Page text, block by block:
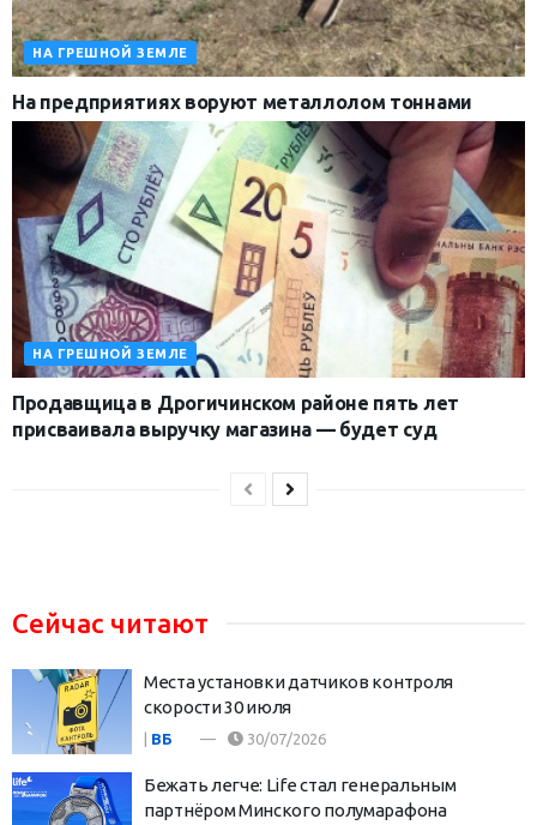
НА ГРЕШНОЙ ЗЕМЛЕ
На предприятиях воруют металлолом тоннами
НА ГРЕШНОЙ ЗЕМЛЕ
Продавщица в Дрогичинском районе пять лет
присваивала выручку магазина — будет суд
Сейчас читают
Места установки датчиков контроля
скорости 30 июля
| ВБ 30/07/2026
Бежать легче: Life стал генеральным
партнёром Минского полумарафона